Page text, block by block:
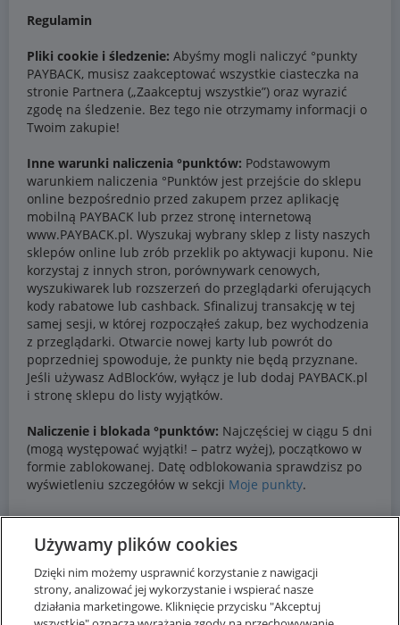
Używamy plików cookies
Dzięki nim możemy usprawnić korzystanie z nawigacji
strony, analizować jej wykorzystanie i wspierać nasze
działania marketingowe. Kliknięcie przycisku "Akceptuj